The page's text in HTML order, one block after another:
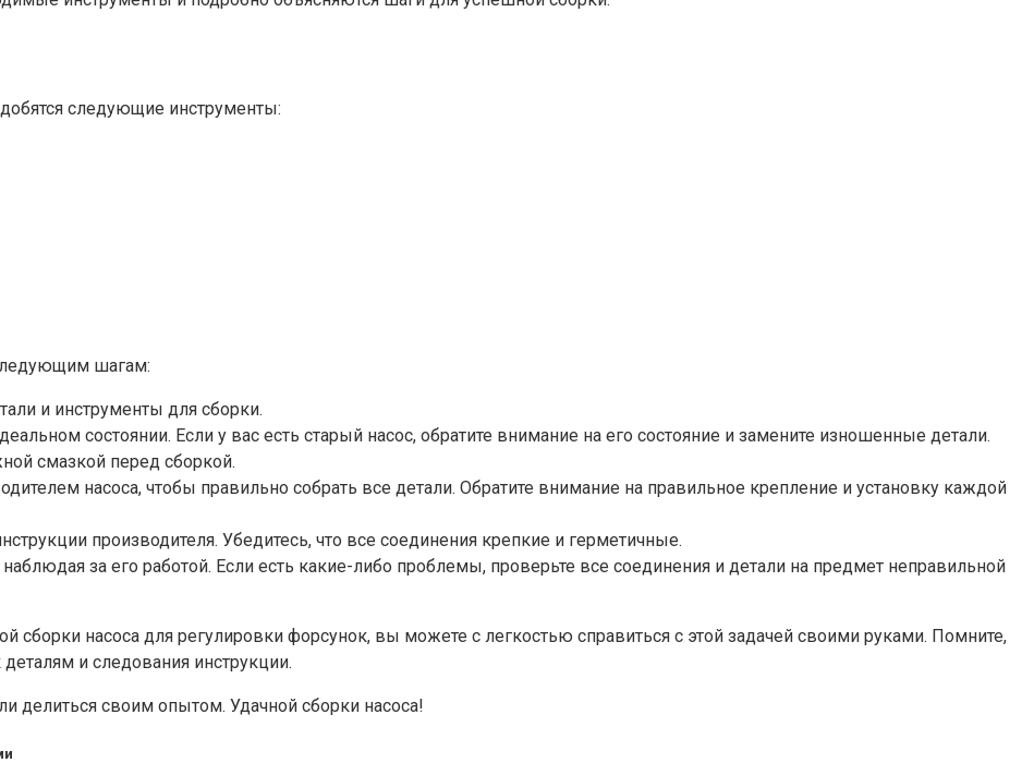
следующие инструменты:
шагам:
и инструменты для сборки.
состоянии. Если у вас есть старый насос, обратите внимание на его состояние и замените изношенные детали.
смазкой перед сборкой.
насоса, чтобы правильно собрать все детали. Обратите внимание на правильное крепление и установку каждой
производителя. Убедитесь, что все соединения крепкие и герметичные.
наблюдая за его работой. Если есть какие-либо проблемы, проверьте все соединения и детали на предмет неправильной
сборки насоса для регулировки форсунок, вы можете с легкостью справиться с этой задачей своими руками. Помните,
и следования инструкции.
делиться своим опытом. Удачной сборки насоса!